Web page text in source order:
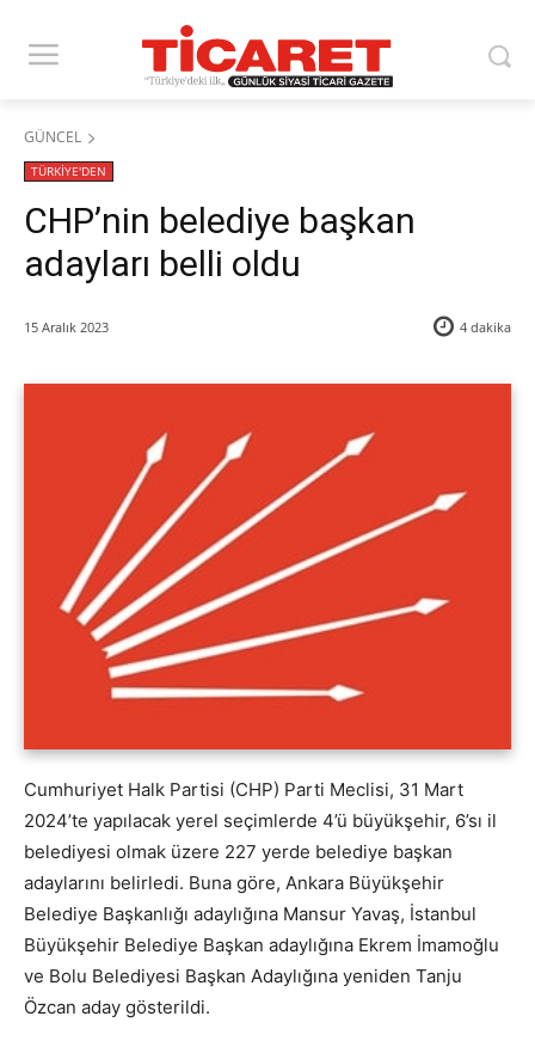
GÜNCEL
TÜRKİYE'DEN
CHP’nin belediye başkan
adayları belli oldu
15 Aralık 2023 4 dakika
Cumhuriyet Halk Partisi (CHP) Parti Meclisi, 31 Mart
2024’te yapılacak yerel seçimlerde 4’ü büyükşehir, 6’sı il
belediyesi olmak üzere 227 yerde belediye başkan
adaylarını belirledi. Buna göre, Ankara Büyükşehir
Belediye Başkanlığı adaylığına Mansur Yavaş, İstanbul
Büyükşehir Belediye Başkan adaylığına Ekrem İmamoğlu
ve Bolu Belediyesi Başkan Adaylığına yeniden Tanju
Özcan aday gösterildi.